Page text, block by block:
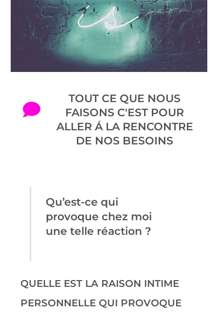
TOUT CE QUE NOUS
FAISONS C'EST POUR
ALLER Á LA RENCONTRE
DE NOS BESOINS
Qu’est-ce qui
provoque chez moi
une telle réaction ?
QUELLE EST LA RAISON INTIME
PERSONNELLE QUI PROVOQUE